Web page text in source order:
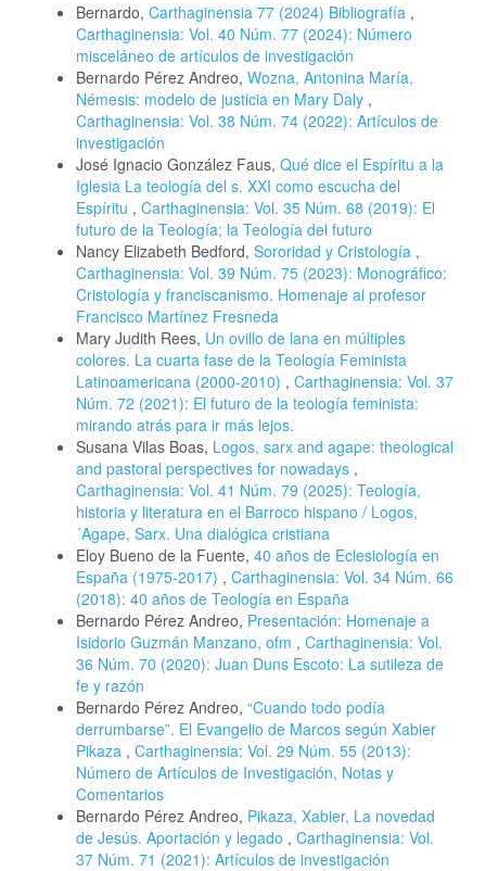
Bernardo, Carthaginensia 77 (2024) Bibliografía ,
Carthaginensia: Vol. 40 Núm. 77 (2024): Número
misceláneo de artículos de investigación
Bernardo Pérez Andreo, Wozna, Antonina María,
Némesis: modelo de justicia en Mary Daly ,
Carthaginensia: Vol. 38 Núm. 74 (2022): Artículos de
investigación
José Ignacio González Faus, Qué dice el Espíritu a la
Iglesia La teología del s. XXI como escucha del
Espíritu , Carthaginensia: Vol. 35 Núm. 68 (2019): El
futuro de la Teología; la Teología del futuro
Nancy Elizabeth Bedford, Sororidad y Cristología ,
Carthaginensia: Vol. 39 Núm. 75 (2023): Monográfico:
Cristología y franciscanismo. Homenaje al profesor
Francisco Martínez Fresneda
Mary Judith Rees, Un ovillo de lana en múltiples
colores. La cuarta fase de la Teología Feminista
Latinoamericana (2000-2010) , Carthaginensia: Vol. 37
Núm. 72 (2021): El futuro de la teología feminista:
mirando atrás para ir más lejos.
Susana Vilas Boas, Logos, sarx and agape: theological
and pastoral perspectives for nowadays ,
Carthaginensia: Vol. 41 Núm. 79 (2025): Teología,
historia y literatura en el Barroco hispano / Logos,
´Agape, Sarx. Una dialógica cristiana
Eloy Bueno de la Fuente, 40 años de Eclesiología en
España (1975-2017) , Carthaginensia: Vol. 34 Núm. 66
(2018): 40 años de Teología en España
Bernardo Pérez Andreo, Presentación: Homenaje a
Isidorio Guzmán Manzano, ofm , Carthaginensia: Vol.
36 Núm. 70 (2020): Juan Duns Escoto: La sutileza de
fe y razón
Bernardo Pérez Andreo, “Cuando todo podía
derrumbarse”. El Evangelio de Marcos según Xabier
Pikaza , Carthaginensia: Vol. 29 Núm. 55 (2013):
Número de Artículos de Investigación, Notas y
Comentarios
Bernardo Pérez Andreo, Pikaza, Xabier, La novedad
de Jesús. Aportación y legado , Carthaginensia: Vol.
37 Núm. 71 (2021): Artículos de investigación